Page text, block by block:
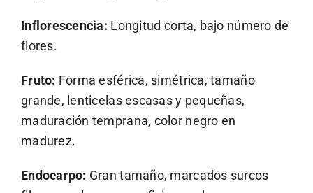
Inflorescencia: Longitud corta, bajo número de
flores.
Fruto: Forma esférica, simétrica, tamaño
grande, lenticelas escasas y pequeñas,
maduración temprana, color negro en
madurez.
Endocarpo: Gran tamaño, marcados surcos